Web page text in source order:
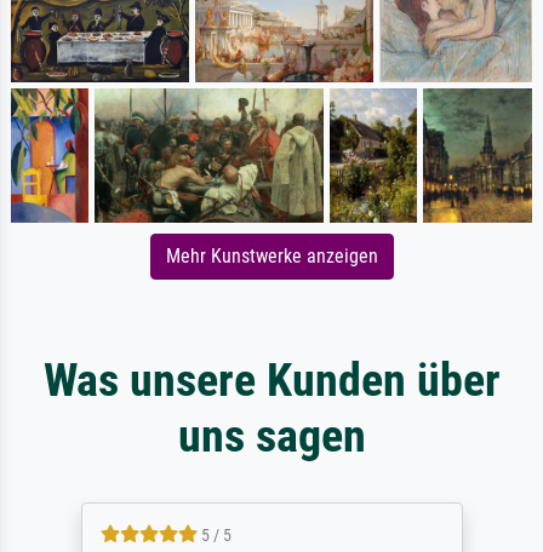
Mehr Kunstwerke anzeigen
Was unsere Kunden über
uns sagen
5 / 5